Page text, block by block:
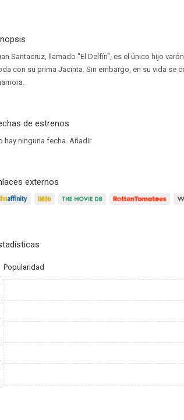
Santacruz, llamado "El Delfín", es el único hijo
con su prima Jacinta. Sin embargo, en su vida se
de estrenos
hay ninguna fecha.Añadir
externos
Popularidad